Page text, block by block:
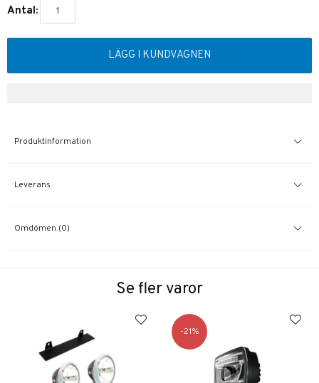
Antal:
LÄGG I KUNDVAGNEN
Produktinformation
Leverans
Omdömen (0)
Se fler varor
21